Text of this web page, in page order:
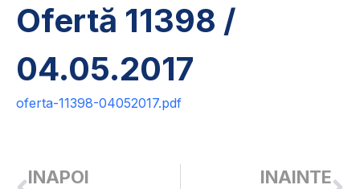
Ofertă 11398 /
04.05.2017
oferta-11398-04052017.pdf
INAPOI INAINTE